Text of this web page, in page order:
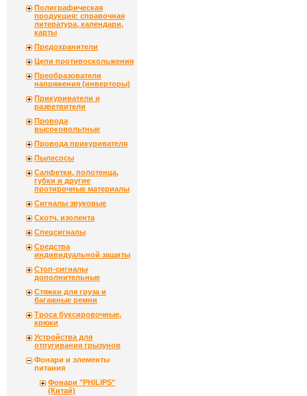
Полиграфическая
продукция: справочная
литература, календари,
карты
Предохранители
Цепи противоскольжения
Преобразователи
напряжения (инверторы)
Прикуриватели и
разветвители
Провода
высоковольтные
Провода прикуривателя
Пылесосы
Салфетки, полотенца,
губки и другие
протирочные материалы
Сигналы звуковые
Скотч, изолента
Спецсигналы
Средства
индивидуальной защиты
Стоп-сигналы
дополнительные
Стяжки для груза и
багажные ремни
Троса буксировочные,
крюки
Устройства для
отпугивания грызунов
Фонари и элементы
питания
Фонари "PHILIPS"
(Китай)